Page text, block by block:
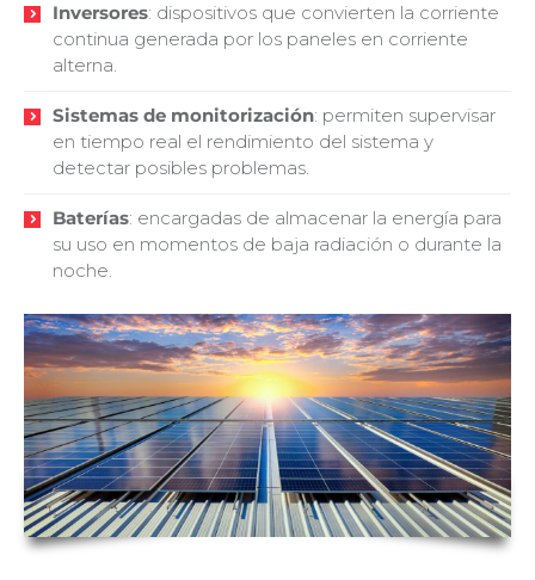
Inversores: dispositivos que convierten la corriente
continua generada por los paneles en corriente
alterna.
Sistemas de monitorización: permiten supervisar
en tiempo real el rendimiento del sistema y
detectar posibles problemas.
Baterías: encargadas de almacenar la energía para
su uso en momentos de baja radiación o durante la
noche.